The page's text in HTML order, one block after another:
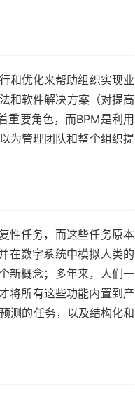
和优化来帮助组织实现业
和软件解决方案（对提高
重要角色，而BPM是利用
为管理团队和整个组织提
性任务，而这些任务原本
在数字系统中模拟人类的
新概念；多年来，人们一
将所有这些功能内置到产
测的任务，以及结构化和